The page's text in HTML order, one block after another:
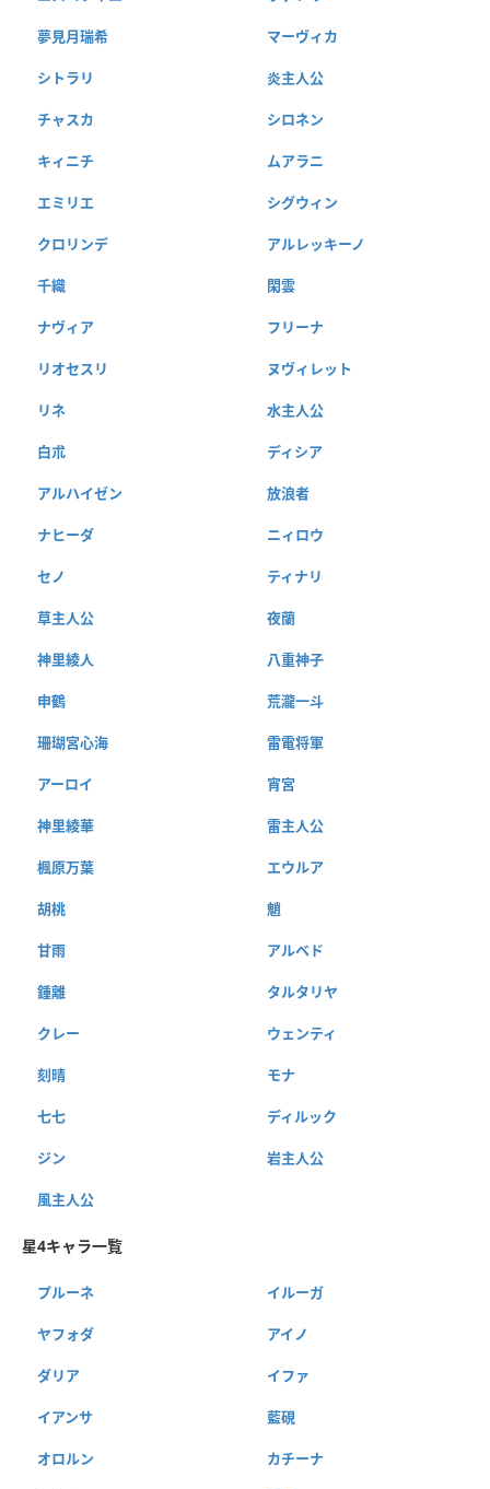
夢見月瑞希 マーヴィカ
シトラリ 炎主人公
チャスカ シロネン
キィニチ ムアラニ
エミリエ シグウィン
クロリンデ アルレッキーノ
千織 閑雲
ナヴィア フリーナ
リオセスリ ヌヴィレット
リネ 水主人公
白朮 ディシア
アルハイゼン 放浪者
ナヒーダ ニィロウ
セノ ティナリ
草主人公 夜蘭
神里綾人 八重神子
申鶴 荒瀧一斗
珊瑚宮心海 雷電将軍
アーロイ 宵宮
神里綾華 雷主人公
楓原万葉 エウルア
胡桃 魈
甘雨 アルベド
鍾離 タルタリヤ
クレー ウェンティ
刻晴 モナ
七七 ディルック
ジン 岩主人公
風主人公
星4キャラ一覧
プルーネ イルーガ
ヤフォダ アイノ
ダリア イファ
イアンサ 藍硯
オロルン カチーナ